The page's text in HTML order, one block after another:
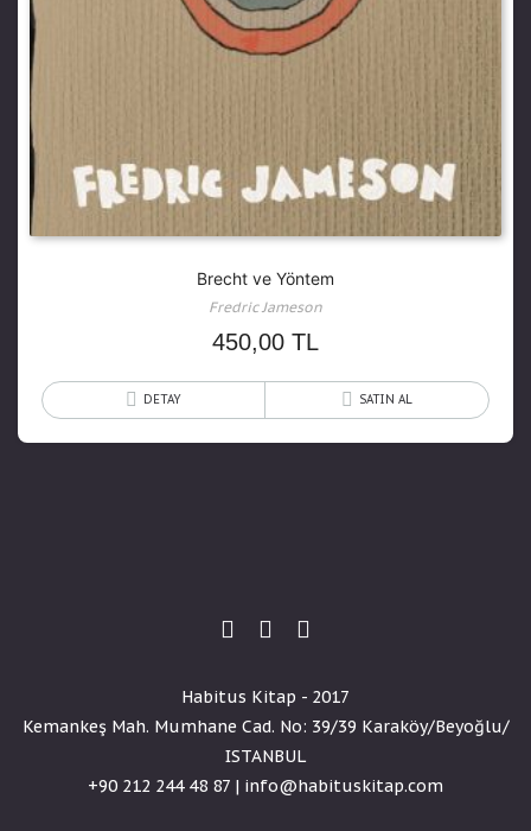
Brecht ve Yöntem
Fredric Jameson
450,00 TL
DETAY SATIN AL
Habitus Kitap - 2017
Kemankeş Mah. Mumhane Cad. No: 39/39 Karaköy/Beyoğlu/
ISTANBUL
+90 212 244 48 87 | info@habituskitap.com